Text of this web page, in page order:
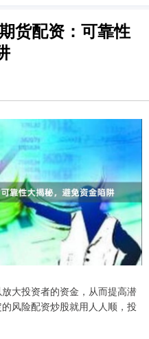
货配资：可靠性
大投资者的资金，从而提高潜
风险配资炒股就用人人顺，投